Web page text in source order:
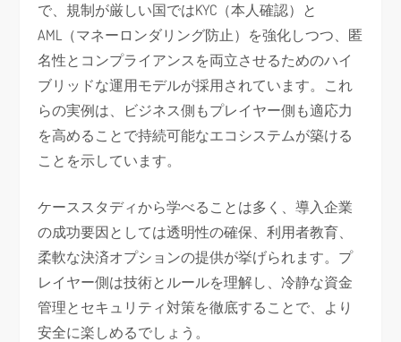
で、規制が厳しい国ではKYC（本人確認）と
AML（マネーロンダリング防止）を強化しつつ、匿
名性とコンプライアンスを両立させるためのハイ
ブリッドな運用モデルが採用されています。これ
らの実例は、ビジネス側もプレイヤー側も適応力
を高めることで持続可能なエコシステムが築ける
ことを示しています。
ケーススタディから学べることは多く、導入企業
の成功要因としては透明性の確保、利用者教育、
柔軟な決済オプションの提供が挙げられます。プ
レイヤー側は技術とルールを理解し、冷静な資金
管理とセキュリティ対策を徹底することで、より
安全に楽しめるでしょう。